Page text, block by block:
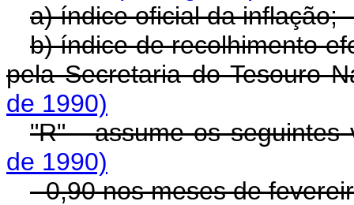
a) índice oficial da
b) índice de recolhimento
pela Secretaria do Tesouro
de 1990)
"R" - assume os
de 1990)
- 0,90 nos meses de